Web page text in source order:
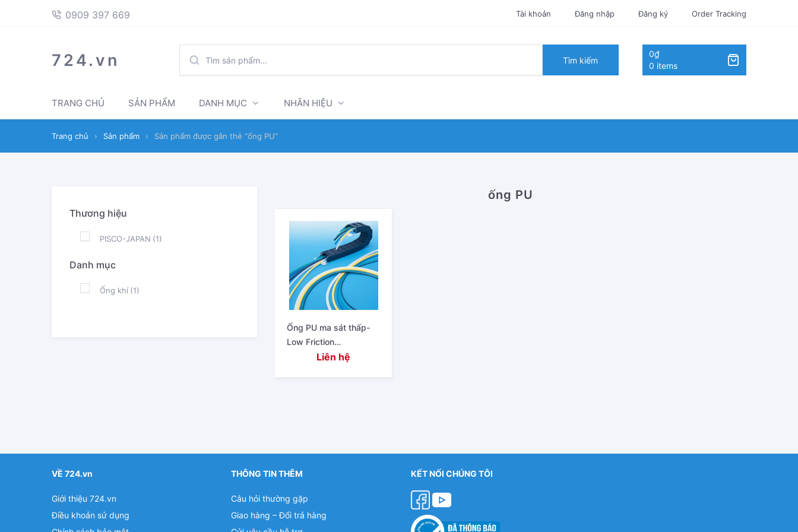
Skip
Skip
669
0909 397 669 Tài khoản Đăng nhập Đăng ký Order Tracking
724.vn
KIẾM:
Tìm kiếm
0₫
0 items
TRANG CHỦ SẢN PHẨM DANH MỤC NHÃN HIỆU
Trang chủ › Sản phẩm › Sản phẩm được gắn thẻ “ống PU”
ống PU
Ống PU ma sát thấp-
Low Friction
Polyurethane Tube UBS
Liên hệ
Thương hiệu
PISCO-JAPAN (1)
Danh mục
Ống khí (1)
VỀ 724.vn
Giới thiệu 724.vn
Điều khoản sử dụng
THÔNG TIN THÊM
Câu hỏi thường gặp
Giao hàng – Đổi trả hàng
KẾT NỐI CHÚNG TÔI